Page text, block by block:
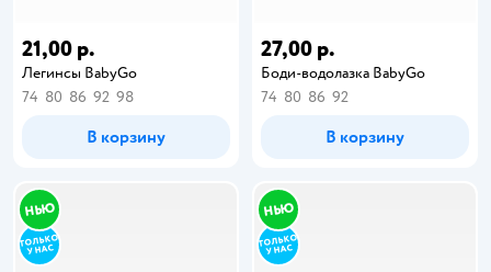
21,00 р.
Легинсы BabyGo
74 80 86 92 98
В корзину
27,00 р.
Боди-водолазка BabyGo
74 80 86 92
В корзину